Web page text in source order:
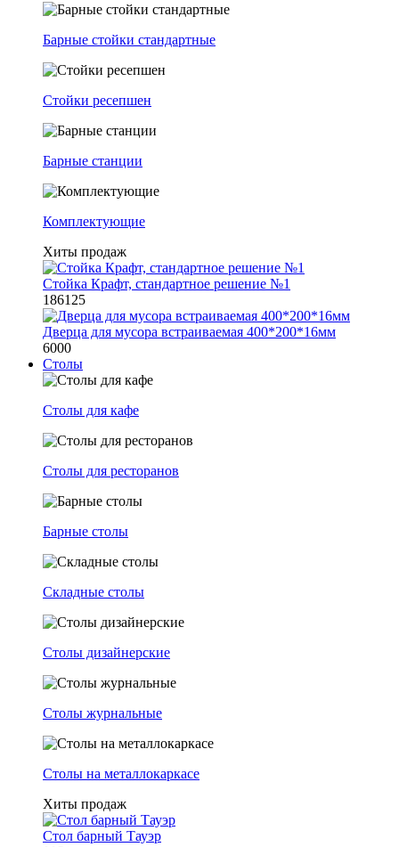
Барные стойки стандартные
Стойки ресепшен
Барные станции
Комплектующие
Хиты продаж
Стойка Крафт, стандартное решение №1
186125
Дверца для мусора встраиваемая 400*200*16мм
6000
Столы
Столы для кафе
Столы для ресторанов
Барные столы
Складные столы
Столы дизайнерские
Столы журнальные
Столы на металлокаркасе
Хиты продаж
Стол барный Тауэр